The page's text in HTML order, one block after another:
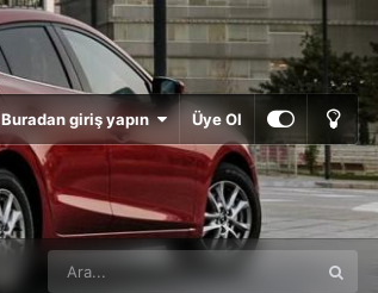
Buradan giriş yapın Üye Ol